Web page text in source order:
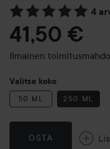
4
Siirtyä jhk Arvosana &
41,50 €
Ilmainen
Valitse koko
50 ML 250 ML
OSTA